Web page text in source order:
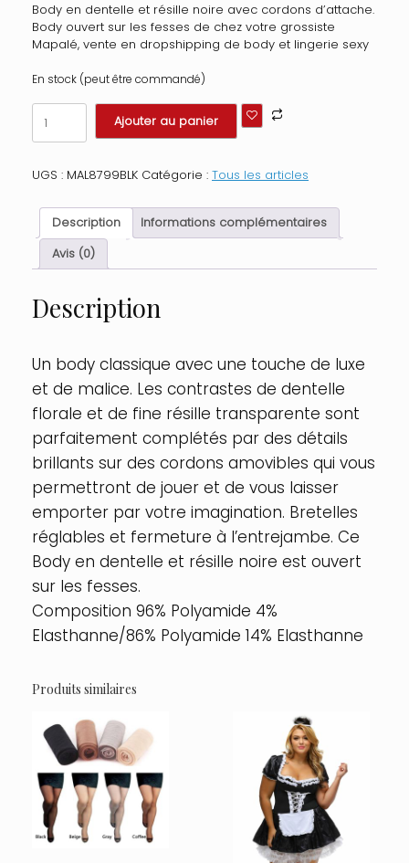
Body en dentelle et résille noire avec cordons d’attache.
Body ouvert sur les fesses de chez votre grossiste
Mapalé, vente en dropshipping de body et lingerie sexy
En stock (peut être commandé)
quantité
de
Body
dentelle
résille
noire
avec
cordons
Taille
:
:
Noir
Ajouter au panier
UGS : MAL8799BLK Catégorie : Tous les articles
Description
Informations complémentaires
Avis (0)
Description
Un body classique avec une touche de luxe
et de malice. Les contrastes de dentelle
florale et de fine résille transparente sont
parfaitement complétés par des détails
brillants sur des cordons amovibles qui vous
permettront de jouer et de vous laisser
emporter par votre imagination. Bretelles
réglables et fermeture à l’entrejambe. Ce
Body en dentelle et résille noire est ouvert
sur les fesses.
Composition 96% Polyamide 4%
Elasthanne/86% Polyamide 14% Elasthanne
Produits similaires